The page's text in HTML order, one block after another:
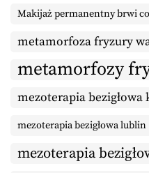
Makijaż permanentny brwi
metamorfoza fryzury
metamorfozy
mezoterapia bezigłowa
mezoterapia bezigłowa lublin
mezoterapia